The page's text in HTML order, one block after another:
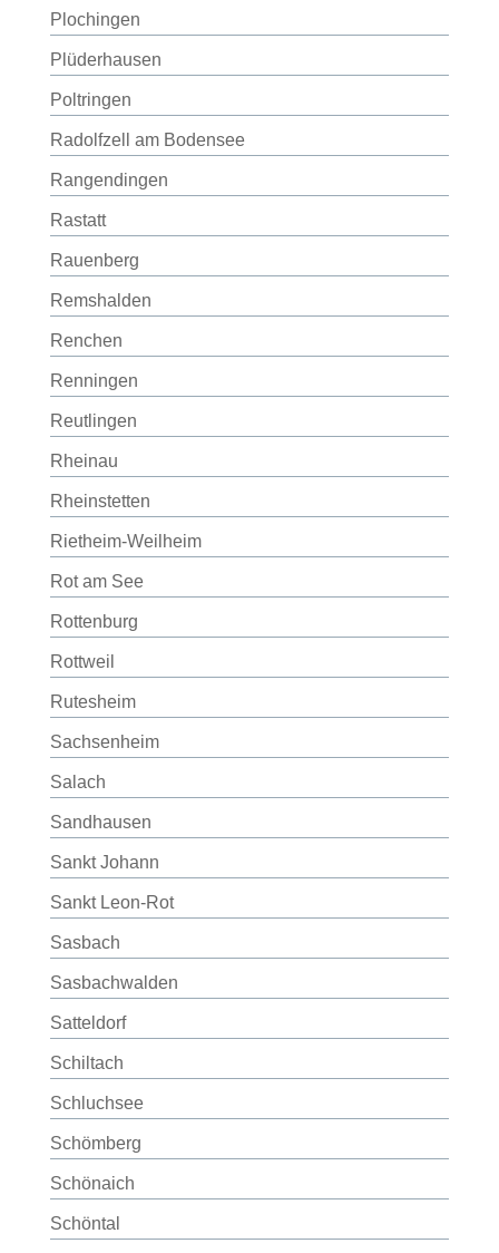
Plochingen
Plüderhausen
Poltringen
Radolfzell am Bodensee
Rangendingen
Rastatt
Rauenberg
Remshalden
Renchen
Renningen
Reutlingen
Rheinau
Rheinstetten
Rietheim-Weilheim
Rot am See
Rottenburg
Rottweil
Rutesheim
Sachsenheim
Salach
Sandhausen
Sankt Johann
Sankt Leon-Rot
Sasbach
Sasbachwalden
Satteldorf
Schiltach
Schluchsee
Schömberg
Schönaich
Schöntal